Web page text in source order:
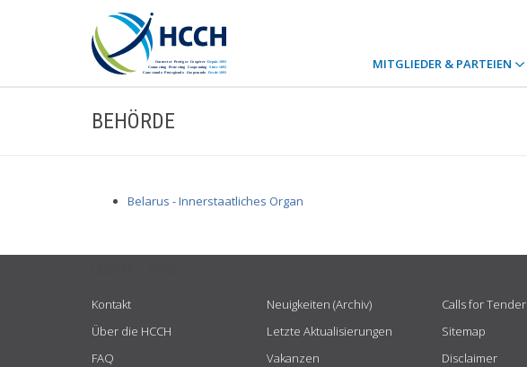
MITGLIEDER & PARTEIEN
BEHÖRDE
Belarus - Innerstaatliches Organ
Kontakt
Über die HCCH
FAQ
Neuigkeiten (Archiv)
Letzte Aktualisierungen
Vakanzen
Calls for Tender
Sitemap
Disclaimer